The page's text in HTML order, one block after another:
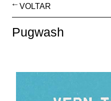
VOLTAR
Pugwash